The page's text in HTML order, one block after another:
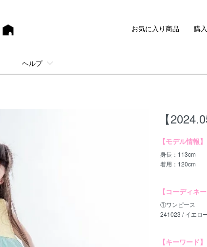
ヘルプ
お気に入り商品 購
【
【モデル情報】
身長：113cm
着用：120cm
【コーディネ
①ワンピース
241023 / イエロ
【キーワード】